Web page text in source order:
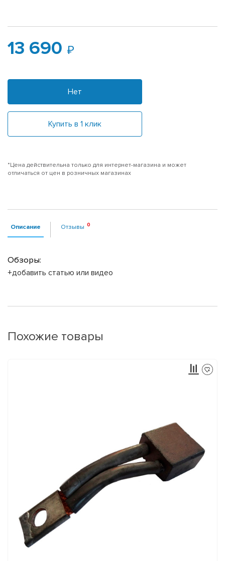
13 690
Нет
Купить в 1 клик
*Цена действительна только для интернет-магазина и может
отличаться от цен в розничных магазинах
Описание Отзывы
Обзоры:
+добавить статью или видео
Похожие товары